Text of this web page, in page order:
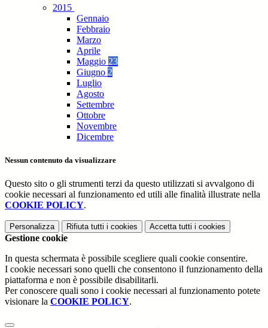
2015
Gennaio
Febbraio
Marzo
Aprile
Maggio 23
Giugno 2
Luglio
Agosto
Settembre
Ottobre
Novembre
Dicembre
Nessun contenuto da visualizzare
Questo sito o gli strumenti terzi da questo utilizzati si avvalgono di
cookie necessari al funzionamento ed utili alle finalità illustrate nella
COOKIE POLICY.
Personalizza Rifiuta tutti i cookies Accetta tutti i cookies
Gestione cookie
In questa schermata è possibile scegliere quali cookie consentire.
I cookie necessari sono quelli che consentono il funzionamento della
piattaforma e non è possibile disabilitarli.
Per conoscere quali sono i cookie necessari al funzionamento potete
visionare la COOKIE POLICY.